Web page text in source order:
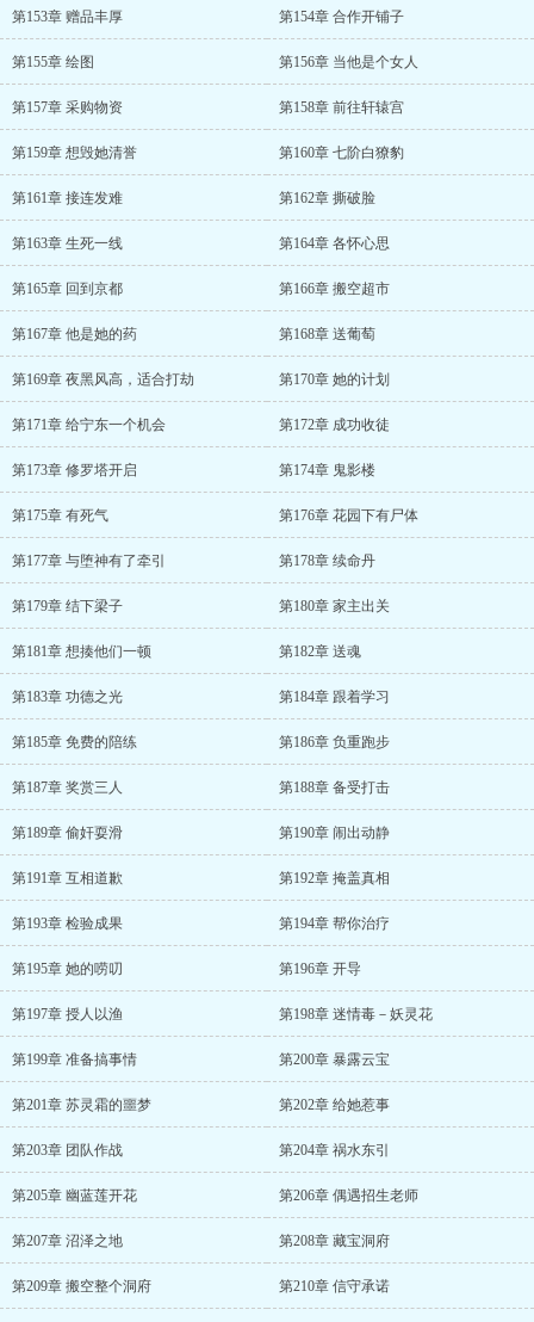
第153章 赠品丰厚 第154章 合作开铺子
第155章 绘图 第156章 当他是个女人
第157章 采购物资 第158章 前往轩辕宫
第159章 想毁她清誉 第160章 七阶白獠豹
第161章 接连发难 第162章 撕破脸
第163章 生死一线 第164章 各怀心思
第165章 回到京都 第166章 搬空超市
第167章 他是她的药 第168章 送葡萄
第169章 夜黑风高，适合打劫 第170章 她的计划
第171章 给宁东一个机会 第172章 成功收徒
第173章 修罗塔开启 第174章 鬼影楼
第175章 有死气 第176章 花园下有尸体
第177章 与堕神有了牵引 第178章 续命丹
第179章 结下梁子 第180章 家主出关
第181章 想揍他们一顿 第182章 送魂
第183章 功德之光 第184章 跟着学习
第185章 免费的陪练 第186章 负重跑步
第187章 奖赏三人 第188章 备受打击
第189章 偷奸耍滑 第190章 闹出动静
第191章 互相道歉 第192章 掩盖真相
第193章 检验成果 第194章 帮你治疗
第195章 她的唠叨 第196章 开导
第197章 授人以渔 第198章 迷情毒－妖灵花
第199章 准备搞事情 第200章 暴露云宝
第201章 苏灵霜的噩梦 第202章 给她惹事
第203章 团队作战 第204章 祸水东引
第205章 幽蓝莲开花 第206章 偶遇招生老师
第207章 沼泽之地 第208章 藏宝洞府
第209章 搬空整个洞府 第210章 信守承诺